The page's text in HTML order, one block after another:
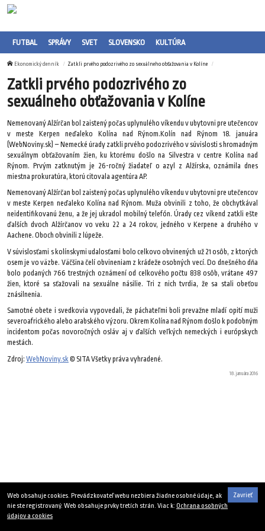
FUTBAL SPRÁVY SVET SLOVENSKO KULTÚRA
Ekonomický denník Zatkli prvého podozrivého zo sexuálneho obťažovania v Kolíne
Zatkli prvého podozrivého zo
sexuálneho obťažovania v Kolíne
Nemenovaný Alžírčan bol zaistený počas uplynulého víkendu v ubytovni pre utečencov
v meste Kerpen neďaleko Kolína nad Rýnom.Kolín nad Rýnom 18. januára
(WebNoviny.sk) – Nemecké úrady zatkli prvého podozrivého v súvislosti s hromadným
sexuálnym obťažovaním žien, ku ktorému došlo na Silvestra v centre Kolína nad
Rýnom. Prvým zatknutým je 26-ročný žiadateľ o azyl z Alžírska, oznámila dnes
miestna prokuratúra, ktorú citovala agentúra AP.
Nemenovaný Alžírčan bol zaistený počas uplynulého víkendu v ubytovni pre utečencov
v meste Kerpen neďaleko Kolína nad Rýnom. Muža obvinili z toho, že obchytkával
neidentifikovanú ženu, a že jej ukradol mobilný telefón. Úrady cez víkend zatkli ešte
ďalších dvoch Alžírčanov vo veku 22 a 24 rokov, jedného v Kerpene a druhého v
Aachene. Oboch obvinili z lúpeže.
V súvislosťami s kolínskymi udalosťami bolo celkovo obvinených už 21 osôb, z ktorých
osem je vo väzbe. Väčšina čelí obvineniam z krádeže osobných vecí. Do dnešného dňa
bolo podaných 766 trestných oznámení od celkového počtu 838 osôb, vrátane 497
žien, ktoré sa sťažovali na sexuálne násilie. Tri z nich tvrdia, že sa stali obeťou
znásilnenia.
Samotné obete i svedkovia vypovedali, že páchateľmi boli prevažne mladí opití muži
severoafrického alebo arabského výzoru. Okrem Kolína nad Rýnom došlo k podobným
incidentom počas novoročných osláv aj v ďalších veľkých nemeckých i európskych
mestách.
Zdroj: WebNoviny.sk © SITA Všetky práva vyhradené.
18. januára 2016
Zavrieť
Web obsahuje cookies. Prevádzkovateľ webu nezbiera žiadne osobné údaje, ak
nie ste registrovaný. Web obsahuje prvky tretích strán. Viac k: Ochrana osobných
údajov a cookies